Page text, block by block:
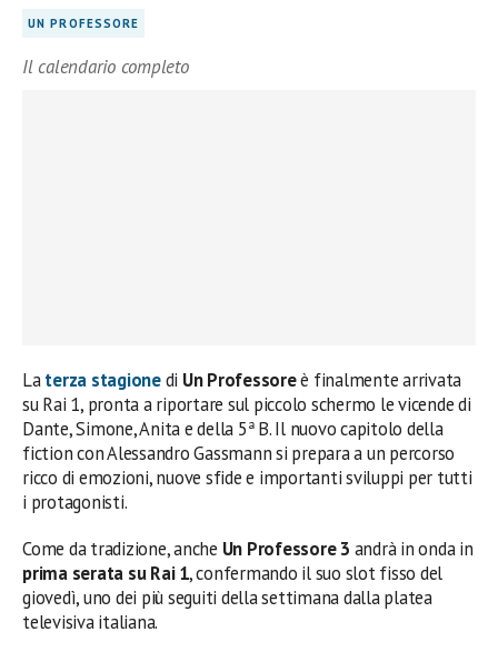
UN PROFESSORE
Il calendario completo
Laterza stagionedi Un Professoreè finalmente arrivata
su Rai 1, pronta a riportare sul piccolo schermo le vicende di
Dante, Simone, Anita e della 5ª B. Il nuovo capitolo della
fiction con Alessandro Gassmann si prepara a un percorso
ricco di emozioni, nuove sfide e importanti sviluppi per tutti
i protagonisti.
Come da tradizione, anche Un Professore 3 andrà in onda in
prima serata su Rai 1, confermando il suo slot fisso del
giovedì, uno dei più seguiti della settimana dalla platea
televisiva italiana.